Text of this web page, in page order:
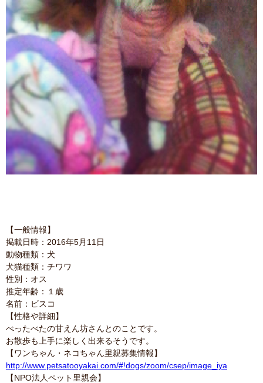
【一般情報】
掲載日時：2016年5月11日
動物種類：犬
犬猫種類：チワワ
性別：オス
推定年齢：１歳
名前：ビスコ
【性格や詳細】
べったべたの甘えん坊さんとのことです。
お散歩も上手に楽しく出来るそうです。
【ワンちゃん・ネコちゃん里親募集情報】
http://www.petsatooyakai.com/#!dogs/zoom/csep/image_iya
【NPO法人ペット里親会】